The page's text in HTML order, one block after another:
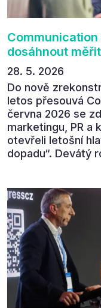
dosáhnout
28. 5. 2026
Do nově
letos přesouvá
června 2026 se
marketingu, PR a
otevřeli letošní
dopadu“. Devátý